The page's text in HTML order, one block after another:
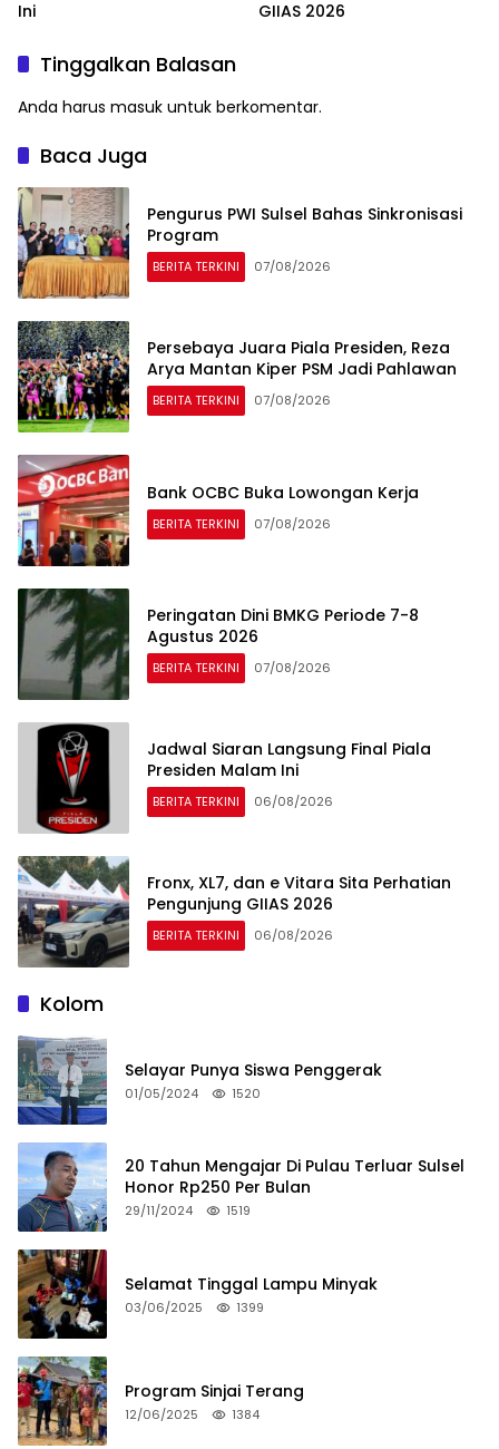
Ini
GIIAS 2026
Tinggalkan Balasan
Anda harus masuk untuk berkomentar.
Baca Juga
Pengurus PWI Sulsel Bahas Sinkronisasi
Program
BERITA TERKINI 07/08/2026
Persebaya Juara Piala Presiden, Reza
Arya Mantan Kiper PSM Jadi Pahlawan
BERITA TERKINI 07/08/2026
Bank OCBC Buka Lowongan Kerja
BERITA TERKINI 07/08/2026
Peringatan Dini BMKG Periode 7-8
Agustus 2026
BERITA TERKINI 07/08/2026
Jadwal Siaran Langsung Final Piala
Presiden Malam Ini
BERITA TERKINI 06/08/2026
Fronx, XL7, dan e Vitara Sita Perhatian
Pengunjung GIIAS 2026
BERITA TERKINI 06/08/2026
Kolom
Selayar Punya Siswa Penggerak
01/05/2024 1520
20 Tahun Mengajar Di Pulau Terluar Sulsel
Honor Rp250 Per Bulan
29/11/2024 1519
Selamat Tinggal Lampu Minyak
03/06/2025 1399
Program Sinjai Terang
12/06/2025 1384